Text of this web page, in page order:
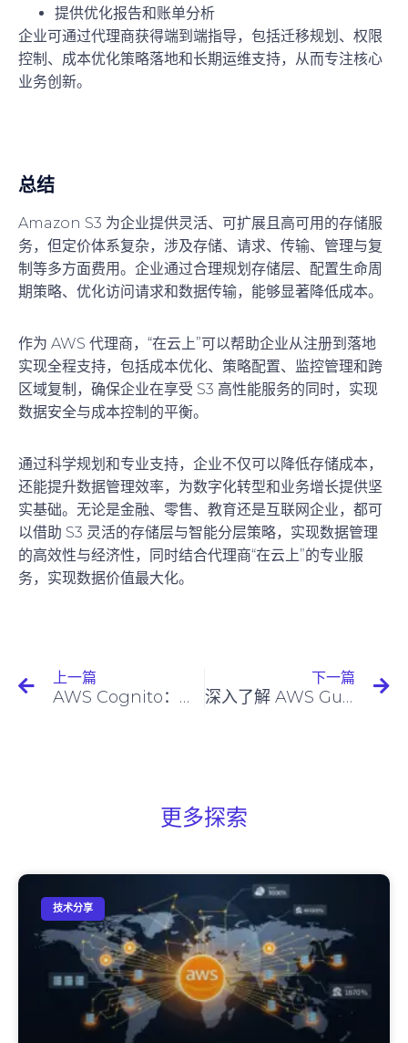
提供优化报告和账单分析
企业可通过代理商获得端到端指导，包括迁移规划、权限
控制、成本优化策略落地和长期运维支持，从而专注核心
业务创新。
总结
Amazon S3 为企业提供灵活、可扩展且高可用的存储服
务，但定价体系复杂，涉及存储、请求、传输、管理与复
制等多方面费用。企业通过合理规划存储层、配置生命周
期策略、优化访问请求和数据传输，能够显著降低成本。
作为 AWS 代理商，“在云上”可以帮助企业从注册到落地
实现全程支持，包括成本优化、策略配置、监控管理和跨
区域复制，确保企业在享受 S3 高性能服务的同时，实现
数据安全与成本控制的平衡。
通过科学规划和专业支持，企业不仅可以降低存储成本，
还能提升数据管理效率，为数字化转型和业务增长提供坚
实基础。无论是金融、零售、教育还是互联网企业，都可
以借助 S3 灵活的存储层与智能分层策略，实现数据管理
的高效性与经济性，同时结合代理商“在云上”的专业服
务，实现数据价值最大化。
上一篇
AWS Cognito：简化身份管理和认证
下一篇
深入了解 AWS GuardDuty
更多探索
技术分享